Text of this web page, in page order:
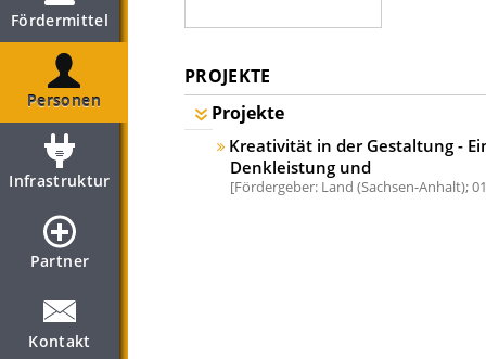
Fördermittel
Personen
Infrastruktur
Partner
Kontakt
PROJEKTE
Projekte
Kreativität in der Gestaltung -
Denkleistung und
Fördergeber: Land (Sachsen-Anhalt);